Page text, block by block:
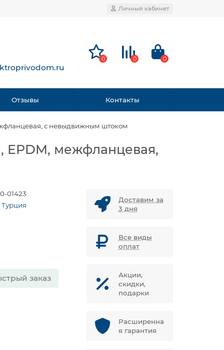
Личный кабинет
0 0 0
Отзывы Контакты
с невыдвижным штоком
EPDM, межфланцевая,
01423
Турция
заказ
Доставим за
3 дня
Все виды
оплат
Акции,
скидки,
подарки
Расширенна
я гарантия